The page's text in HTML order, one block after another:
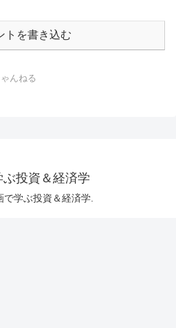
トを書き込む
んねる
投資＆経済学
学ぶ投資＆経済学.